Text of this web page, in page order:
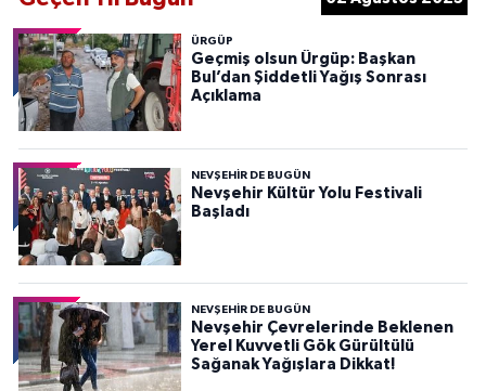
ÜRGÜP
Geçmiş olsun Ürgüp: Başkan
Bul’dan Şiddetli Yağış Sonrası
Açıklama
NEVŞEHIR DE BUGÜN
Nevşehir Kültür Yolu Festivali
Başladı
NEVŞEHIR DE BUGÜN
Nevşehir Çevrelerinde Beklenen
Yerel Kuvvetli Gök Gürültülü
Sağanak Yağışlara Dikkat!